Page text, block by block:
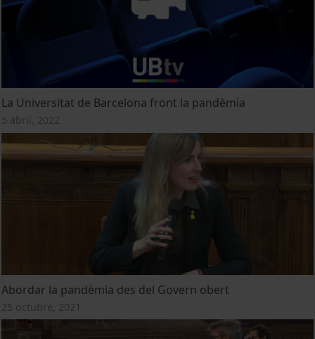
La Universitat de Barcelona front la pandèmia
5 abril, 2022
Abordar la pandèmia des del Govern obert
25 octubre, 2021